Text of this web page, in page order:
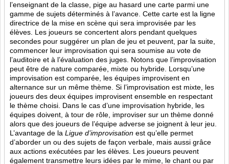
l’enseignant de la classe, pige au hasard une carte parmi une
gamme de sujets déterminés à l’avance. Cette carte est la ligne
directrice de la mise en scène qui sera improvisée par les
élèves. Les joueurs se concertent alors pendant quelques
secondes pour suggérer un plan de jeu et peuvent, par la suite,
commencer leur improvisation qui sera soumise au vote de
l’auditoire et à l’évaluation des juges. Notons que l’improvisation
peut être de nature comparée, mixte ou hybride. Lorsqu’une
improvisation est comparée, les équipes improvisent en
alternance sur un même thème. Si l’improvisation est mixte, les
joueurs des deux équipes improvisent ensemble en respectant
le thème choisi. Dans le cas d’une improvisation hybride, les
équipes doivent, à tour de rôle, improviser sur un thème donné
alors que des joueurs de l’équipe adverse se joignent à leur jeu.
L’avantage de la Ligue d’improvisation est qu’elle permet
d’aborder un ou des sujets de façon verbale, mais aussi grâce
aux actions exécutées par les élèves. Les joueurs peuvent
également transmettre leurs idées par le mime, le chant ou par